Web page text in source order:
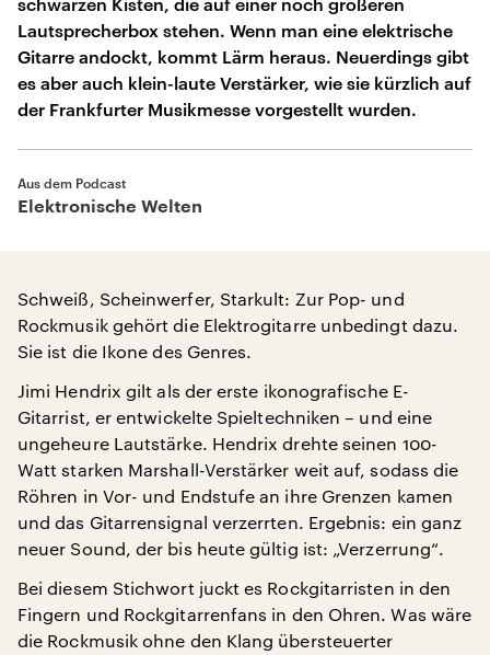
Lautsprecherbox stehen. Wenn man eine elektrische
Gitarre andockt, kommt Lärm heraus. Neuerdings gibt
es aber auch klein-laute Verstärker, wie sie kürzlich auf
der Frankfurter Musikmesse vorgestellt wurden.
Aus dem Podcast
Elektronische Welten
Schweiß, Scheinwerfer, Starkult: Zur Pop- und
Rockmusik gehört die Elektrogitarre unbedingt dazu.
Sie ist die Ikone des Genres.
Jimi Hendrix gilt als der erste ikonografische E-
Gitarrist, er entwickelte Spieltechniken – und eine
ungeheure Lautstärke. Hendrix drehte seinen 100-
Watt starken Marshall-Verstärker weit auf, sodass die
Röhren in Vor- und Endstufe an ihre Grenzen kamen
und das Gitarrensignal verzerrten. Ergebnis: ein ganz
neuer Sound, der bis heute gültig ist: „Verzerrung“.
Bei diesem Stichwort juckt es Rockgitarristen in den
Fingern und Rockgitarrenfans in den Ohren. Was wäre
die Rockmusik ohne den Klang übersteuerter